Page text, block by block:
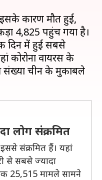
इसके कारण मौत हुई,
4,825 पहुंच गया है।
दिन में हुई सबसे
कोरोना वायरस के
संख्या चीन के मुकाबले
लोग संक्रमित
संक्रमित हैं। यहां
से सबसे ज्यादा
25,515 मामले सामने